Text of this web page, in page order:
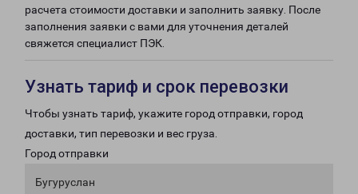
расчета стоимости доставки и заполнить заявку. После
заполнения заявки с вами для уточнения деталей
свяжется специалист ПЭК.
Узнать тариф и срок перевозки
Чтобы узнать тариф, укажите город отправки, город
доставки, тип перевозки и вес груза.
Город отправки
Бугуруслан